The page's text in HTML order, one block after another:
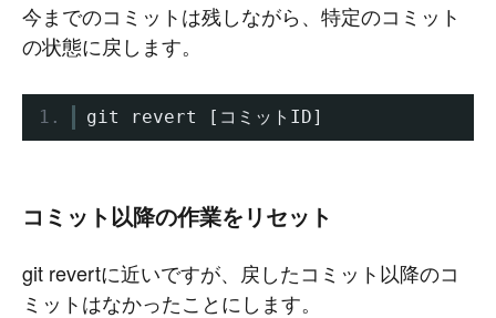
今までのコミットは残しながら、特定のコミット
の状態に戻します。
git revert [コミット ID]
コミット以降の作業をリセット
git revertに近いですが、戻したコミット以降のコ
ミットはなかったことにします。